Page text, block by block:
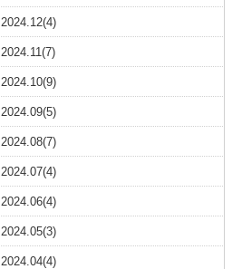
2024.12(4)
2024.11(7)
2024.10(9)
2024.09(5)
2024.08(7)
2024.07(4)
2024.06(4)
2024.05(3)
2024.04(4)